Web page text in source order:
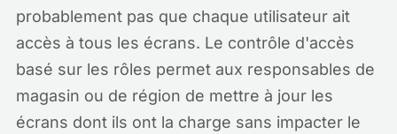
probablement pas que chaque utilisateur ait
accès à tous les écrans. Le contrôle d'accès
basé sur les rôles permet aux responsables de
magasin ou de région de mettre à jour les
écrans dont ils ont la charge sans impacter le